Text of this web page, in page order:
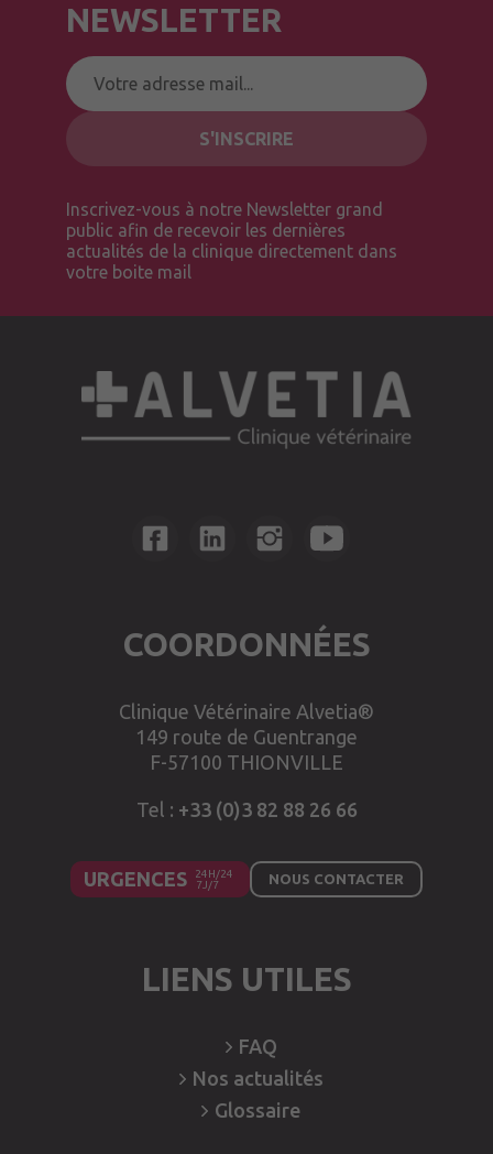
NEWSLETTER
Inscrivez-vous à notre Newsletter grand
public afin de recevoir les dernières
actualités de la clinique directement dans
votre boite mail
COORDONNÉES
Clinique Vétérinaire Alvetia®
149 route de Guentrange
F-57100 THIONVILLE
Tel : +33 (0)3 82 88 26 66
URGENCES NOUS CONTACTER
LIENS UTILES
FAQ
Nos actualités
Glossaire